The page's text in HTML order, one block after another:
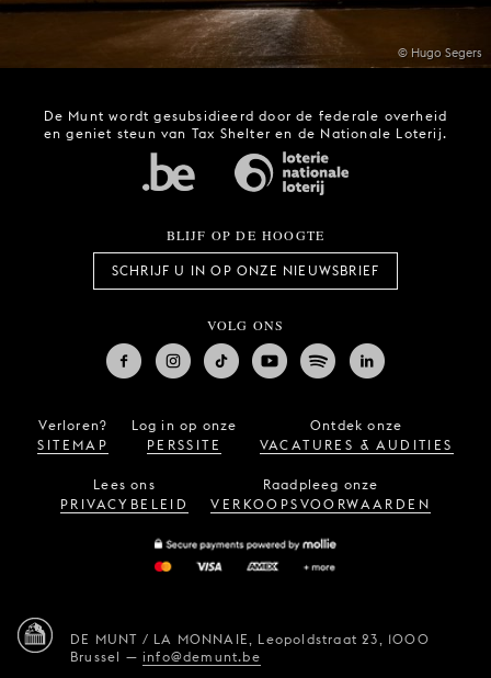
© Hugo Segers
De Munt wordt gesubsidieerd door de federale overheid
en geniet steun van Tax Shelter en de Nationale Loterij.
BLIJF OP DE HOOGTE
SCHRIJF U IN OP ONZE NIEUWSBRIEF
VOLG ONS
Verloren?
SITEMAP
Log in op onze
PERSSITE
Ontdek onze
VACATURES & AUDITIES
Lees ons
PRIVACYBELEID
Raadpleeg onze
VERKOOPSVOORWAARDEN
DE MUNT / LA MONNAIE, Leopoldstraat 23, 1000
Brussel —info@demunt.be